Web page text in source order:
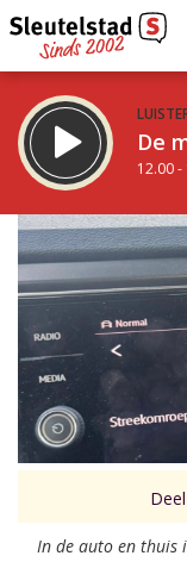
De
12.00
STRAKS:
De avond van
19.00 - 22.00 uur
Vorig uur
In de auto en thuis